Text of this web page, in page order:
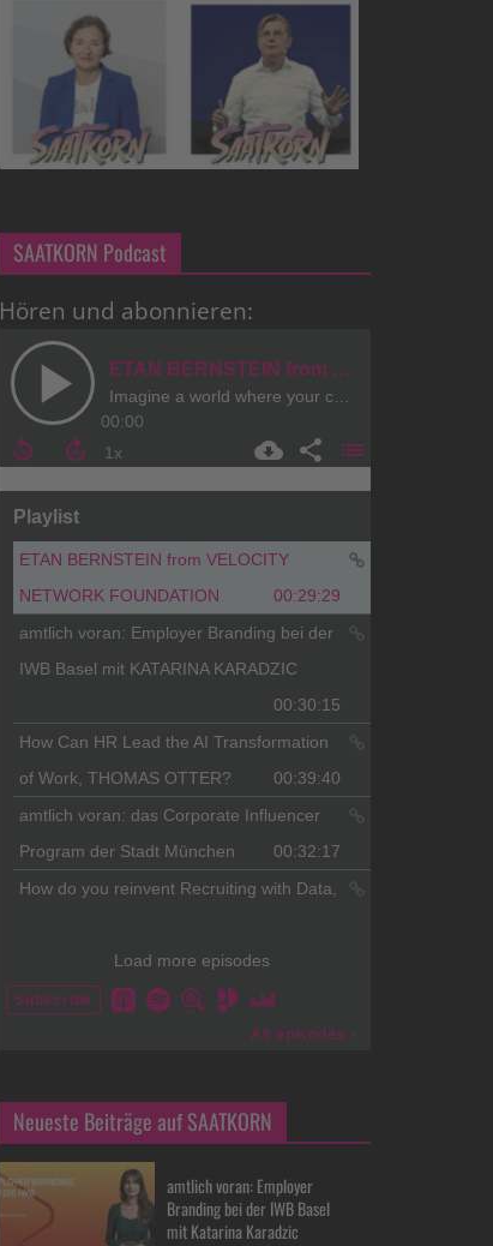
SAATKORN Podcast
Hören und abonnieren:
Neueste Beiträge auf SAATKORN
amtlich voran: Employer
Branding bei der IWB Basel
mit Katarina Karadzic